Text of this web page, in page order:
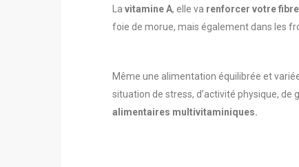
La vitamine A, elle va renforcer votre
foie de morue, mais également dans les
Même une alimentation équilibrée et
situation de stress, d’activité physique, de
alimentaires multivitaminiques.